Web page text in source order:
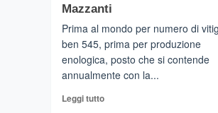
Mazzanti
Prima al mondo per numero di
ben 545, prima per produzione
enologica, posto che si contende
annualmente con la...
Leggi tuttoLeggi